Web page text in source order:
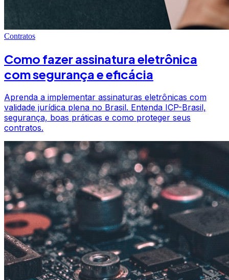
Contratos
Como fazer assinatura eletrônica
com segurança e eficácia
Aprenda a implementar assinaturas eletrônicas com
validade jurídica plena no Brasil. Entenda ICP-Brasil,
segurança, boas práticas e como proteger seus
contratos.